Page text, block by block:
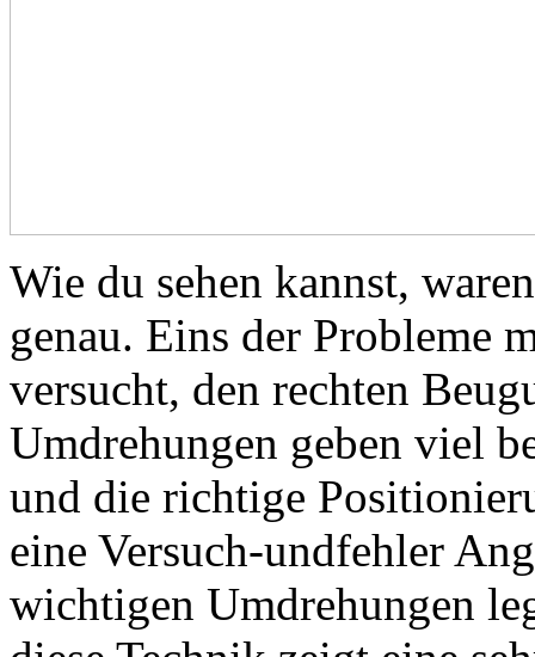
Wie du sehen kannst,
genau. Eins der Probleme
versucht, den rechten
Umdrehungen geben viel
und die richtige
eine Versuch-undfehler
wichtigen Umdrehungen